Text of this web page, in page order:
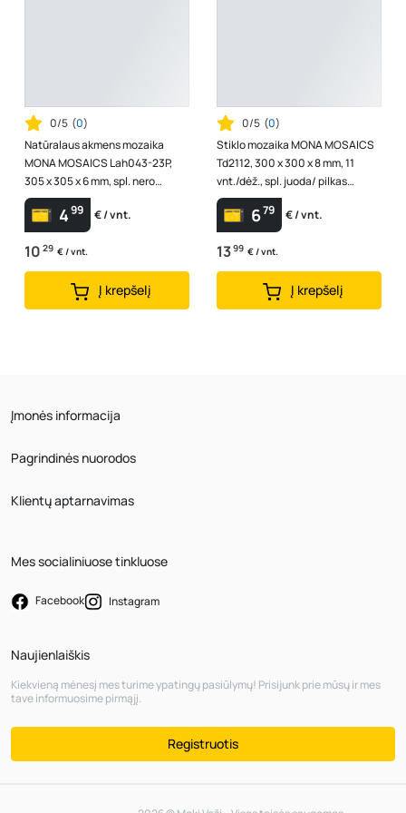
0/5 (0)
Natūralaus akmens mozaika
MONA MOSAICS Lah043-23P,
305 x 305 x 6 mm, spl. nero
marmuras
499 € / vnt.
10 29 € / vnt.
Į krepšelį
0/5 (0)
Stiklo mozaika MONA MOSAICS
Td2112, 300 x 300 x 8 mm, 11
vnt./dėž., spl. juoda/ pilkas
oniksas
679 € / vnt.
1399 € / vnt.
Į krepšelį
Įmonės informacija
Pagrindinės nuorodos
Klientų aptarnavimas
Mes socialiniuose tinkluose
Facebook Instagram
Naujienlaiškis
Kiekvieną mėnesį mes turime ypatingų pasiūlymų! Prisijunk prie mūsų ir mes
tave informuosime pirmąjį.
Registruotis